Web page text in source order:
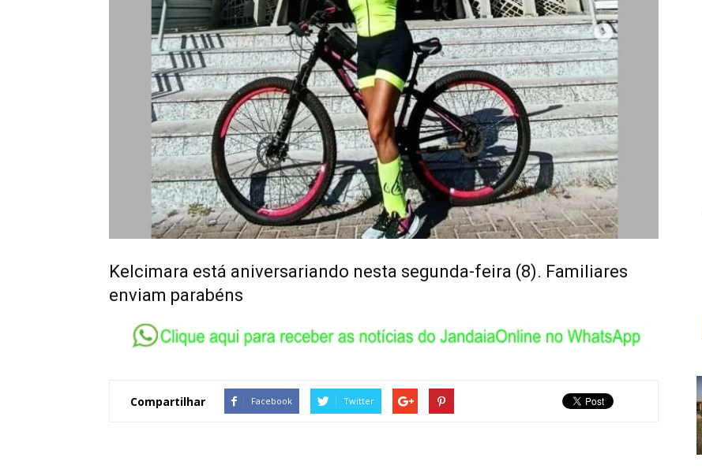
Kelcimara está aniversariando nesta segunda-feira (8). Familiares
enviam parabéns
Compartilhar Facebook Twitter